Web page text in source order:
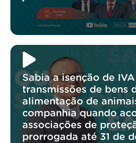
Sabia a isenção de
transmissões de bens
alimentação de
companhia quando
associações de
prorrogada até 31 de